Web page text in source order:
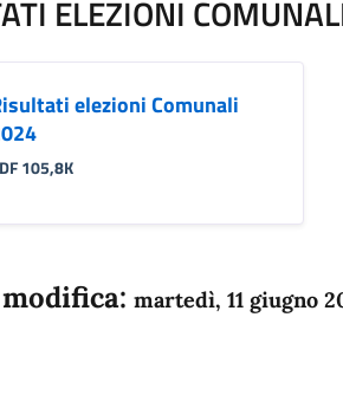
ELEZIONI
elezioni Comunali
105,8K
martedì, 11 giugno